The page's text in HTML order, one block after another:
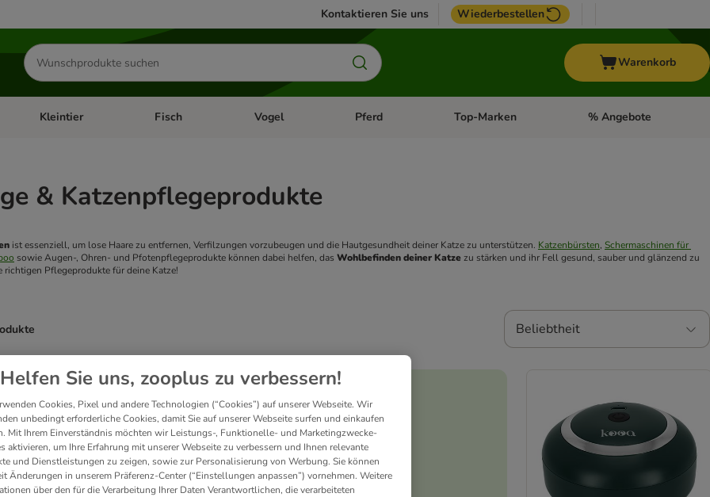
Kontaktieren Sie uns Wiederbestellen
Produkte
suchen
Warenkorb
& Zubehör
Kategorie-Menü öffnen: Hundefutter & Zubehör
Kleintier Kategorie-Menü öffnen: Kleintier
Fisch Kategorie-Menü öffnen: Fisch
Vogel Kategorie-Menü öffnen: Vogel
Pferd Kategorie-Menü öffnen: Pferd
Top-Marken Kategorie-Menü öffnen:
% Angebote
& Katzenpflegeprodukte
ist essenziell, um lose Haare zu entfernen, Verfilzungen vorzubeugen und die Hautgesundheit deiner Katze zu unterstützen. Katzenbürsten, Schermaschinen für
sowie Augen‑, Ohren‑ und Pfotenpflegeprodukte können dabei helfen, das Wohlbefinden deiner Katze zu stärken und ihr Fell gesund, sauber und glänzend zu
richtigen Pflegeprodukte für deine Katze!
Beliebtheit
been changed
Helfen Sie uns, zooplus zu verbessern!
Cookies, Pixel und andere Technologien (“Cookies”) auf unserer Webseite. Wir
unbedingt erforderliche Cookies, damit Sie auf unserer Webseite surfen und einkaufen
Mit Ihrem Einverständnis möchten wir Leistungs-, Funktionelle- und Marketingzwecke-
aktivieren, um Ihre Erfahrung mit unserer Webseite zu verbessern und Ihnen relevante
und Dienstleistungen zu zeigen, sowie zur Personalisierung von Werbung. Sie können
Änderungen in unserem Präferenz-Center (“Einstellungen anpassen”) vornehmen. Weitere
über den für die Verarbeitung Ihrer Daten Verantwortlichen, die verarbeiteten